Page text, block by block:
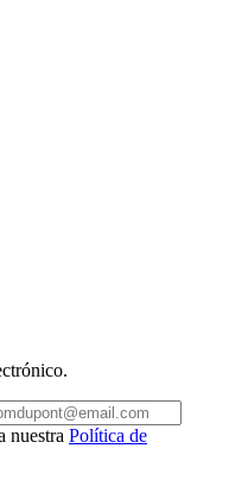
nuestra Política de